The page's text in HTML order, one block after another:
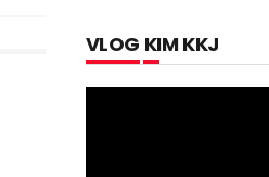
VLOG KIM KKJ